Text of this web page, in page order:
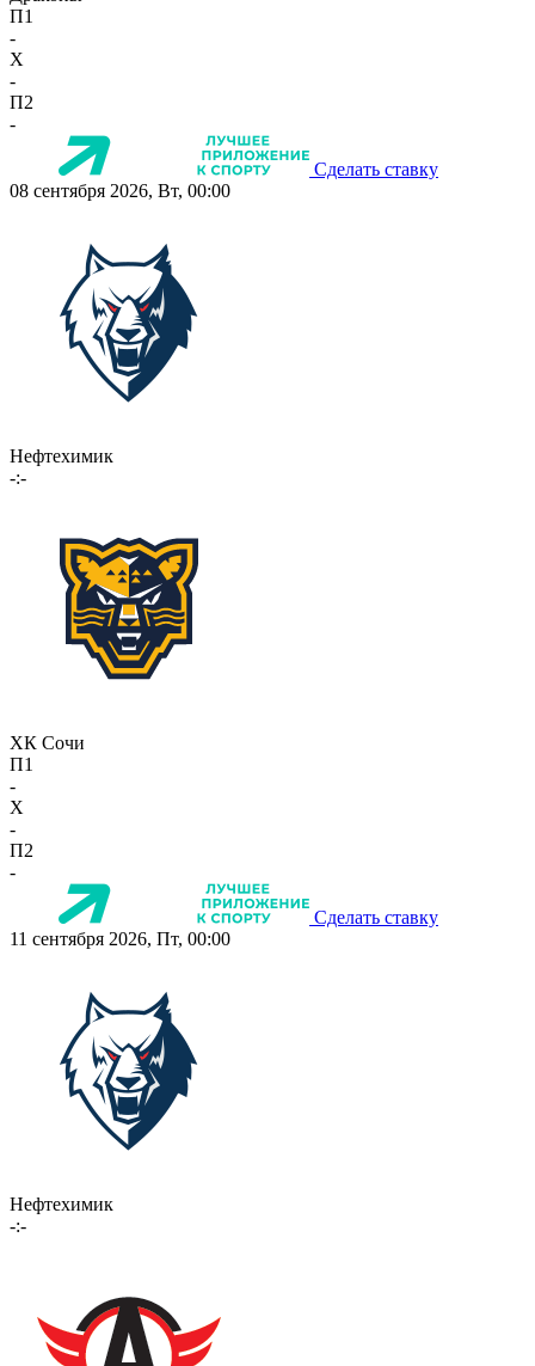
П1
-
X
-
П2
-
Сделать ставку
08 сентября 2026, Вт, 00:00
Нефтехимик
-:-
ХК Сочи
П1
-
X
-
П2
-
Сделать ставку
11 сентября 2026, Пт, 00:00
Нефтехимик
-:-